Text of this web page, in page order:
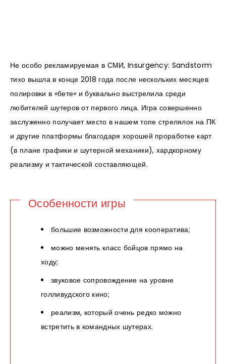
Не особо рекламируемая в СМИ, Insurgency: Sandstorm
тихо вышла в конце 2018 года после нескольких месяцев
полировки в «бете» и буквально выстрелила среди
любителей шутеров от первого лица. Игра совершенно
заслуженно получает место в нашем топе стрелялок на ПК
и другие платформы благодаря хорошей проработке карт
(в плане графики и шутерной механики), хардкорному
реализму и тактической составляющей.
Особенности игры
большие возможности для кооператива;
можно менять класс бойцов прямо на
ходу;
звуковое сопровождение на уровне
голливудского кино;
реализм, который очень редко можно
встретить в командных шутерах.